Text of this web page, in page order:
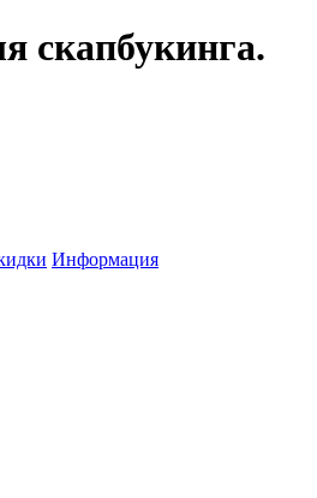
скапбукинга.
Информация